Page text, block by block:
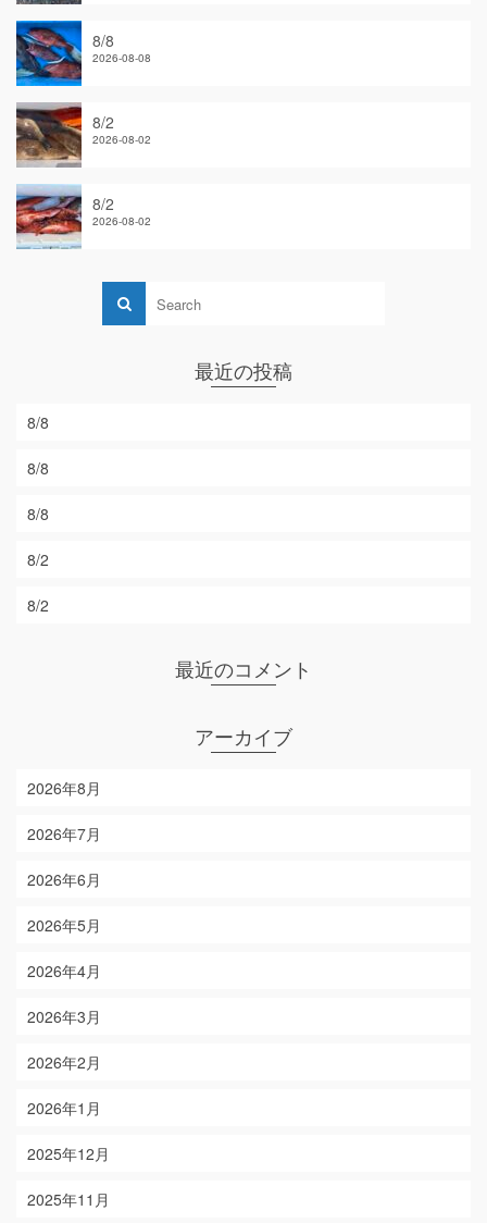
8/8
2026-08-08
8/2
2026-08-02
8/2
2026-08-02
最近の投稿
8/8
8/8
8/8
8/2
8/2
最近のコメント
アーカイブ
2026年8月
2026年7月
2026年6月
2026年5月
2026年4月
2026年3月
2026年2月
2026年1月
2025年12月
2025年11月